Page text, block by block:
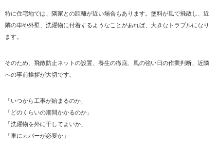
特に住宅地では、隣家との距離が近い場合もあります。塗料が風で飛散し、近
隣の車や外壁、洗濯物に付着するようなことがあれば、大きなトラブルになり
ます。
そのため、飛散防止ネットの設置、養生の徹底、風の強い日の作業判断、近隣
への事前挨拶が大切です。
「いつから工事が始まるのか」
「どのくらいの期間かかるのか」
「洗濯物を外に干してよいか」
「車にカバーが必要か」